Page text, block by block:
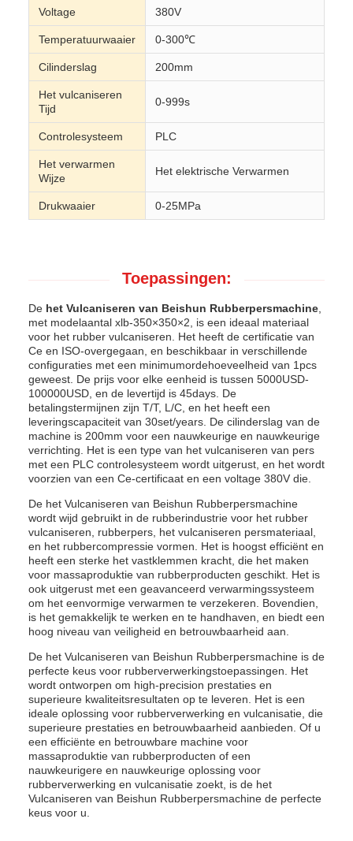
Voltage 380V
Temperatuurwaaier 0-300℃
Cilinderslag 200mm
Het vulcaniseren
Tijd
0-999s
Controlesysteem PLC
Het verwarmen
Wijze
Het elektrische Verwarmen
Drukwaaier 0-25MPa
Toepassingen:
De het Vulcaniseren van Beishun Rubberpersmachine
met modelaantal xlb-350×350×2, is een ideaal materiaal
voor het rubber vulcaniseren. Het heeft de certificatie van
Ce en ISO-overgegaan, en beschikbaar in verschillende
configuraties met een minimumordehoeveelheid van 1pcs
geweest. De prijs voor elke eenheid is tussen 5000USD-
100000USD, en de levertijd is 45days. De
betalingstermijnen zijn T/T, L/C, en het heeft een
leveringscapaciteit van 30set/years. De cilinderslag van de
machine is 200mm voor een nauwkeurige en nauwkeurige
verrichting. Het is een type van het vulcaniseren van pers
met een PLC controlesysteem wordt uitgerust, en het wordt
voorzien van een Ce-certificaat en een voltage 380V die.
De het Vulcaniseren van Beishun Rubberpersmachine
wordt wijd gebruikt in de rubberindustrie voor het rubber
vulcaniseren, rubberpers, het vulcaniseren persmateriaal,
en het rubbercompressie vormen. Het is hoogst efficiënt en
heeft een sterke het vastklemmen kracht, die het maken
voor massaproduktie van rubberproducten geschikt. Het is
ook uitgerust met een geavanceerd verwarmingssysteem
om het eenvormige verwarmen te verzekeren. Bovendien,
is het gemakkelijk te werken en te handhaven, en biedt een
hoog niveau van veiligheid en betrouwbaarheid aan.
De het Vulcaniseren van Beishun Rubberpersmachine is de
perfecte keus voor rubberverwerkingstoepassingen. Het
wordt ontworpen om high-precision prestaties en
superieure kwaliteitsresultaten op te leveren. Het is een
ideale oplossing voor rubberverwerking en vulcanisatie, die
superieure prestaties en betrouwbaarheid aanbieden. Of u
een efficiënte en betrouwbare machine voor
massaproduktie van rubberproducten of een
nauwkeurigere en nauwkeurige oplossing voor
rubberverwerking en vulcanisatie zoekt, is de het
Vulcaniseren van Beishun Rubberpersmachine de perfecte
keus voor u.